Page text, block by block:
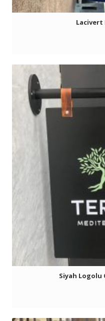
Lacivert
Siyah Logolu